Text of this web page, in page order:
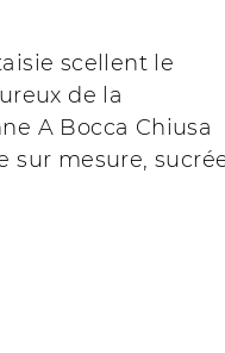
scellent le
de la
A Bocca Chiusa
sur mesure,